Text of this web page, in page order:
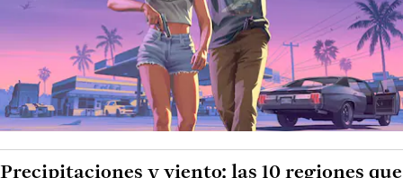
Precipitaciones y viento: las 10 regiones que